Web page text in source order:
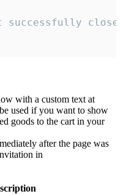
successfully
with a custom text at
used if you want to show
goods to the cart in your
after the page was
in